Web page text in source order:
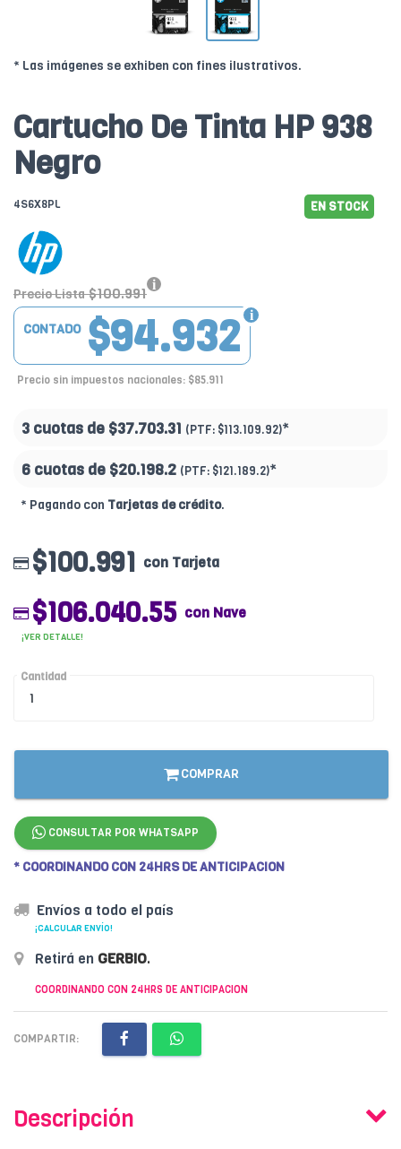
* Las imágenes se exhiben con fines ilustrativos.
Cartucho De Tinta HP 938
Negro
4S6X8PL EN STOCK
Precio Lista $100.991
$94.932
CONTADO
Precio sin impuestos nacionales: $85.911
3 cuotas de $37.703.31 (PTF: $113.109.92)*
6 cuotas de $20.198.2 (PTF: $121.189.2)*
* Pagando con Tarjetas de crédito.
$100.991 con Tarjeta
$106.040.55 con Nave
¡VER DETALLE!
Cantidad
COMPRAR
CONSULTAR POR WHATSAPP
* COORDINANDO CON 24HRS DE ANTICIPACION
Envíos a todo el país
¡CALCULAR ENVÍO!
Retirá en GERBIO.
COORDINANDO CON 24HRS DE ANTICIPACION
COMPARTIR:
Descripción